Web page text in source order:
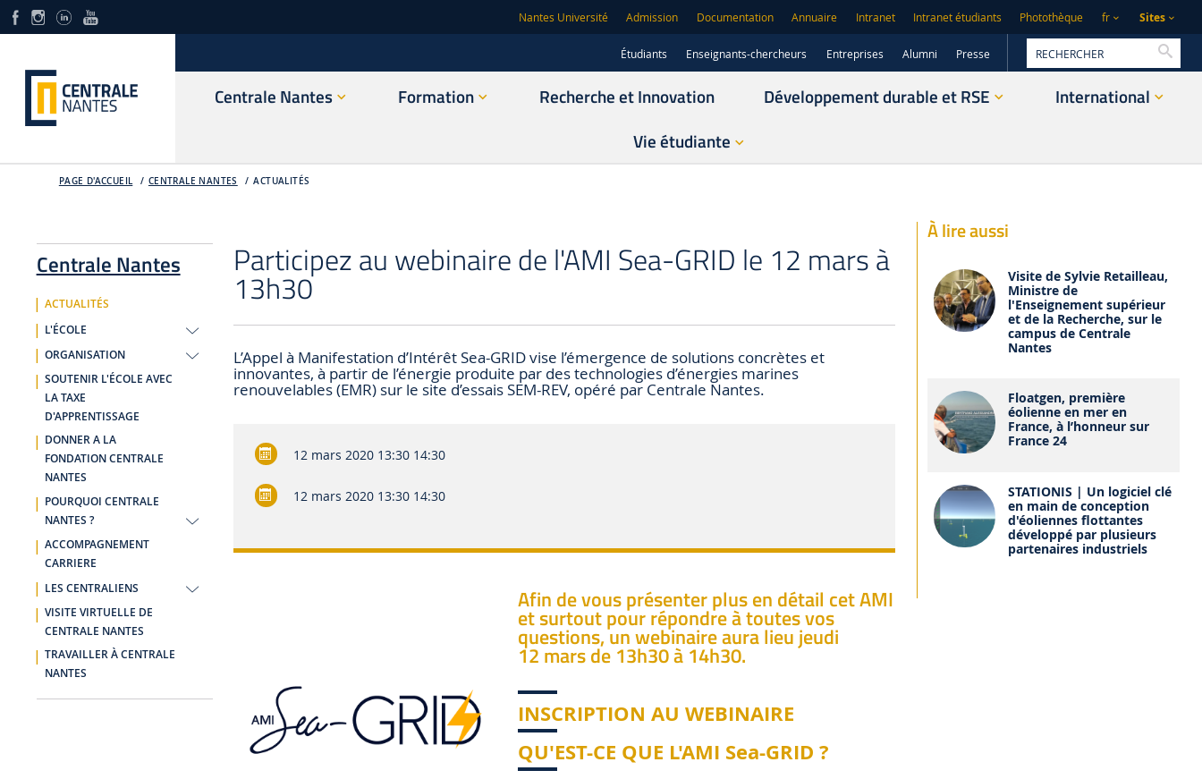
Nantes Université Admission Documentation Annuaire Intranet Intranet étudiants Photothèque fr Sites
Étudiants Enseignants-chercheurs Entreprises Alumni Presse
Centrale Nantes Formation Recherche et Innovation Développement durable et RSE
International
Vie étudiante
PAGE D'ACCUEIL CENTRALE NANTES ACTUALITÉS
Centrale Nantes
ACTUALITÉS
L'ÉCOLE
ORGANISATION
SOUTENIR L'ÉCOLE AVEC
LA TAXE
D'APPRENTISSAGE
DONNER A LA
FONDATION CENTRALE
NANTES
POURQUOI CENTRALE
NANTES ?
ACCOMPAGNEMENT
CARRIERE
LES CENTRALIENS
VISITE VIRTUELLE DE
CENTRALE NANTES
TRAVAILLER À CENTRALE
NANTES
Participez au webinaire de l'AMI Sea-GRID le 12 mars à
13h30
L’Appel à Manifestation d’Intérêt Sea-GRID vise l’émergence de solutions concrètes et
innovantes, à partir de l’énergie produite par des technologies d’énergies marines
renouvelables (EMR) sur le site d’essais SEM-REV, opéré par Centrale Nantes.
12 mars 2020 13:30 14:30
12 mars 2020 13:30 14:30
Afin de vous présenter plus en détail cet AMI
et surtout pour répondre à toutes vos
questions, un webinaire aura lieu jeudi
12 mars de 13h30 à 14h30.
INSCRIPTION AU WEBINAIRE
QU'EST-CE QUE L'AMI Sea-GRID ?
À lire aussi
Visite de Sylvie Retailleau,
Ministre de
l'Enseignement supérieur
et de la Recherche, sur le
campus de Centrale
Nantes
Floatgen, première
éolienne en mer en
France, à l’honneur sur
France 24
STATIONIS | Un logiciel clé
en main de conception
d'éoliennes flottantes
développé par plusieurs
partenaires industriels